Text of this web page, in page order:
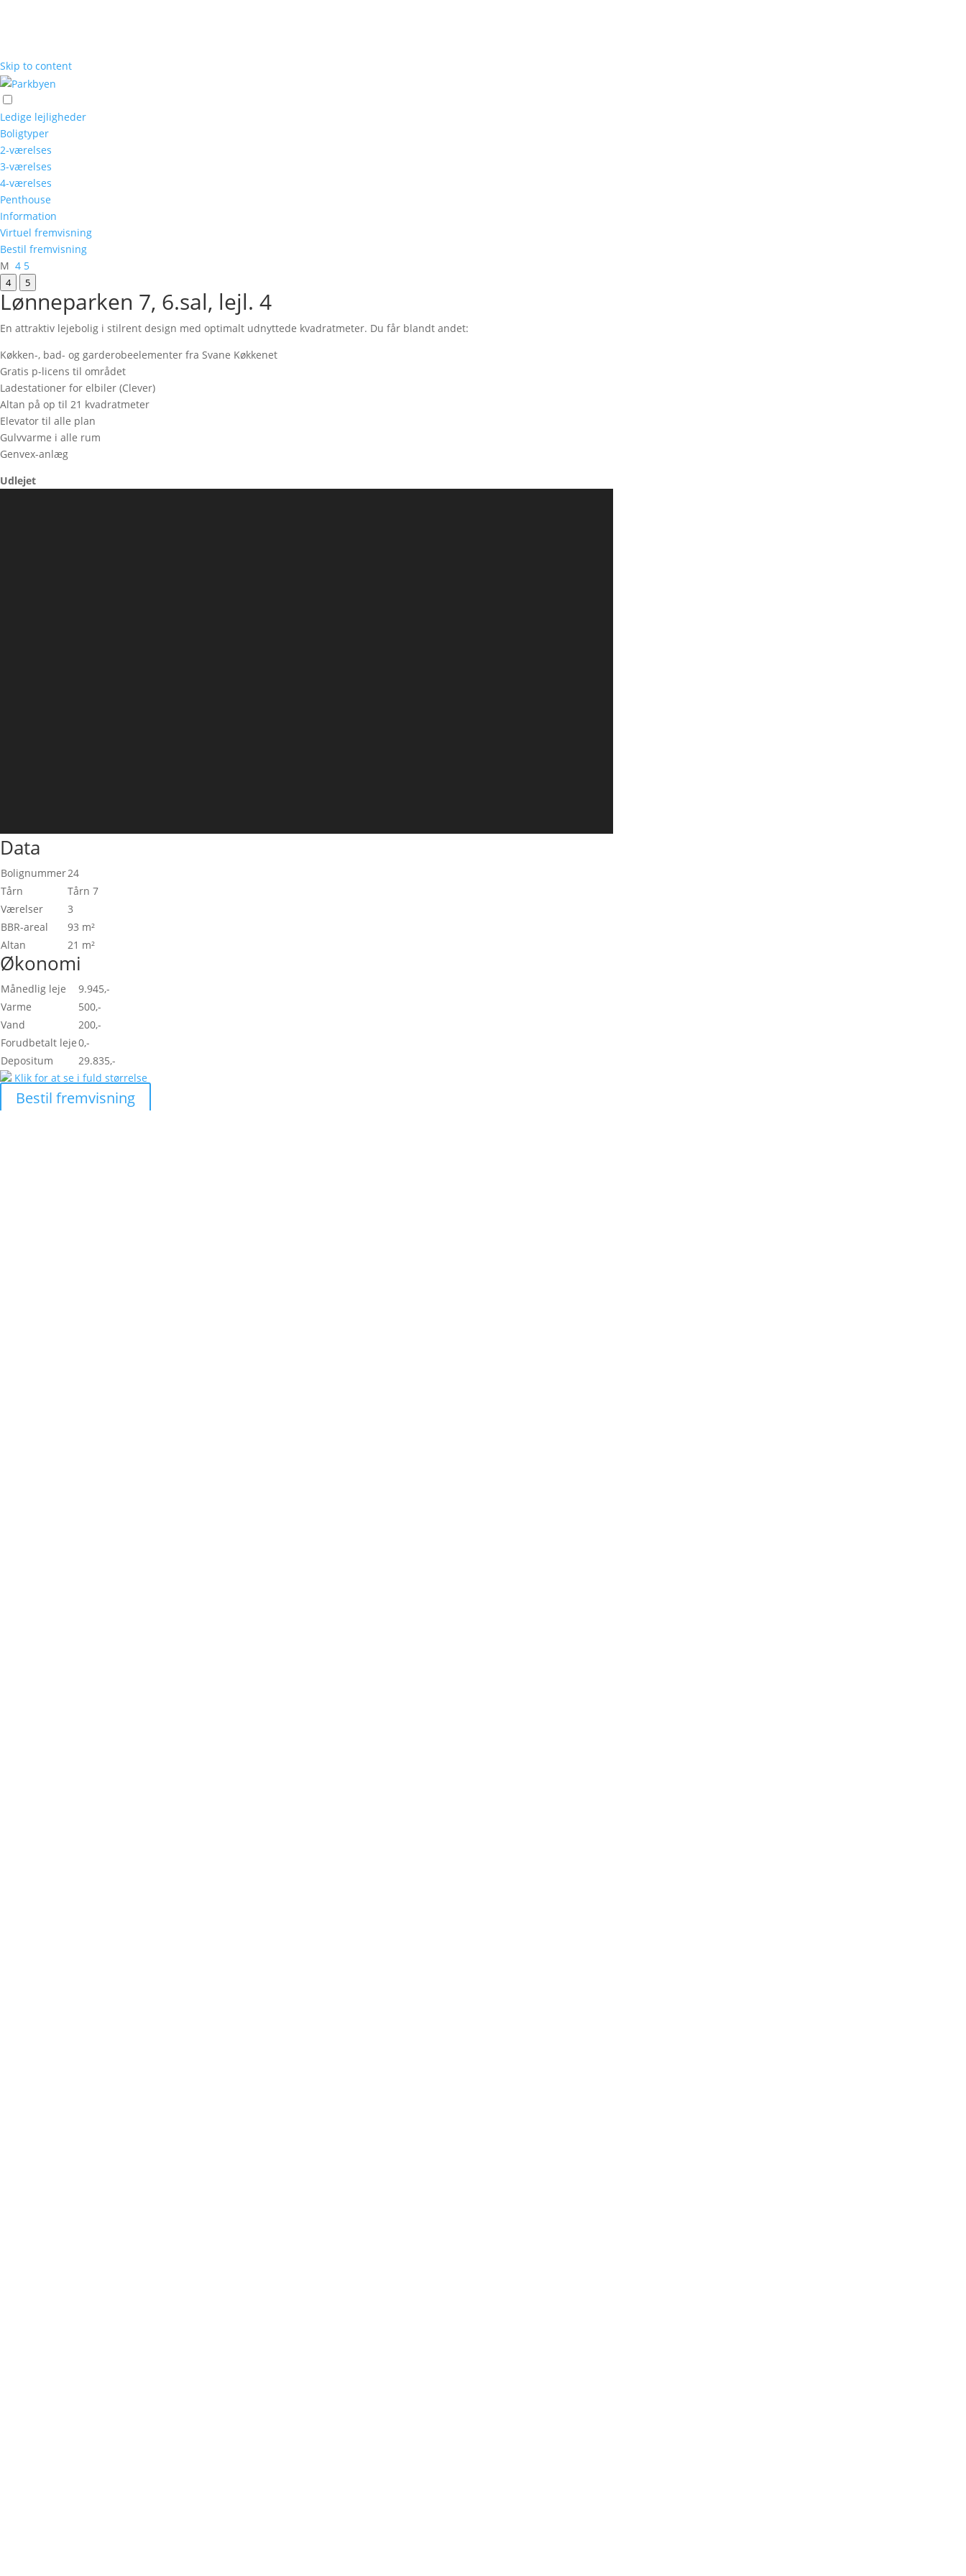
Skip to content
Ledige lejligheder
Boligtyper
2-værelses
3-værelses
4-værelses
Penthouse
Information
Virtuel fremvisning
Bestil fremvisning
M 4 5
4 5
Lønneparken 7, 6.sal, lejl. 4
En attraktiv lejebolig i stilrent design med optimalt udnyttede kvadratmeter. Du får blandt andet:
Køkken-, bad- og garderobeelementer fra Svane Køkkenet
Gratis p-licens til området
Ladestationer for elbiler (Clever)
Altan på op til 21 kvadratmeter
Elevator til alle plan
Gulvvarme i alle rum
Genvex-anlæg
Udlejet
Data
Bolignummer24
Tårn
Tårn 7
Værelser
3
BBR-areal
93 m²
Altan
21 m²
Økonomi
Månedlig leje
9.945,-
Varme
500,-
Vand
200,-
Forudbetalt leje0,-
Depositum
29.835,-
Klik for at se i fuld størrelse
Bestil fremvisning